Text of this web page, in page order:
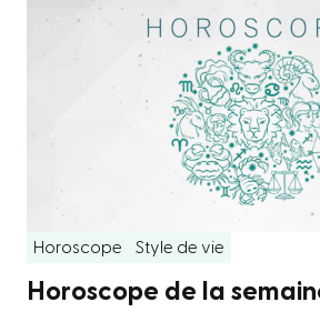
Horoscope Style de vie
Horoscope de la